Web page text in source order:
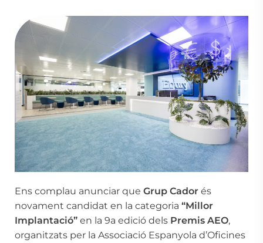
Ens complau anunciar que Grup Cador és
novament candidat en la categoria “Millor
Implantació” en la 9a edició dels Premis AEO,
organitzats per la Associació Espanyola d’Oficines